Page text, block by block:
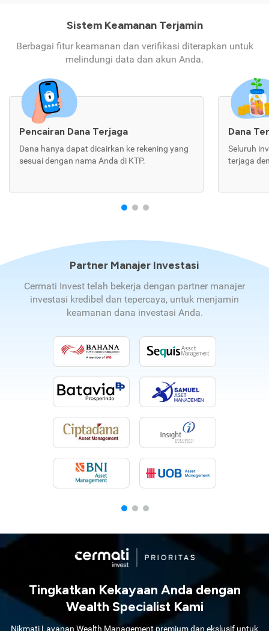
Sistem Keamanan Terjamin
Berbagai fitur keamanan dan verifikasi diterapkan untuk
melindungi data dan akun Anda.
Pencairan Dana Terjaga
Dana hanya dapat dicairkan ke rekening yang
sesuai dengan nama Anda di KTP.
Dana
Seluruh
terjaga
Partner Manajer Investasi
Cermati Invest telah bekerja dengan partner manajer
investasi kredibel dan tepercaya, untuk menjamin
keamanan dana investasi Anda.
Tingkatkan Kekayaan Anda dengan
Wealth Specialist Kami
Nikmati Layanan Wealth Management premium dan ekslusif untuk